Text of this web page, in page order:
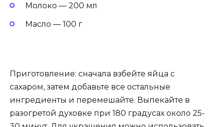
Молоко — 200 мл
Масло — 100 г
Приготовление: сначала взбейте яйца с
сахаром, затем добавьте все остальные
ингредиенты и перемешайте. Выпекайте в
разогретой духовке при 180 градусах около 25-